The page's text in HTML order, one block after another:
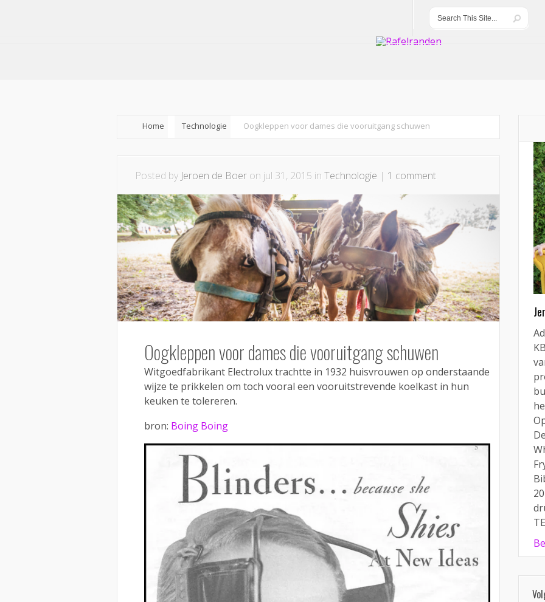
Home Technologie Oogkleppen voor dames die vooruitgang schuwen
Posted by Jeroen de Boer on jul 31, 2015 in Technologie | 1 comment
Oogkleppen voor dames die vooruitgang schuwen
Witgoedfabrikant Electrolux trachtte in 1932 huisvrouwen op onderstaande
wijze te prikkelen om toch vooral een vooruitstrevende koelkast in hun
keuken te tolereren.
bron: Boing Boing